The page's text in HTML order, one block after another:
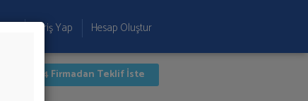
Giriş Yap Hesap Oluştur
İlk 4 Firmadan Teklif İste